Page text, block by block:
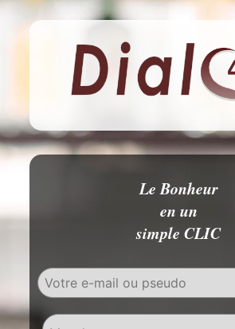
Le Bonheur
en un
simple CLIC